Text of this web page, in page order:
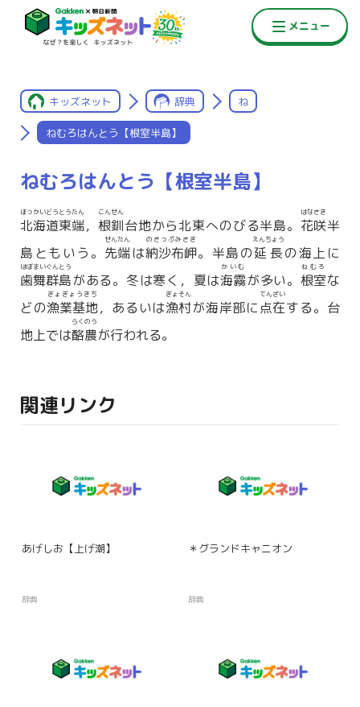
キッズネット 辞典 ね
ねむろはんとう【根室半島】
ねむろはんとう【根室半島】
北海道
ほっかいどう
東端
とうたん
， 根釧
こんせん
台地から北東へのびる半島。 花咲
はなさき
半
島ともいう。 先端
せんたん
は納沙布岬
のさっぷみさき
。半島の延長
えんちょう
の海上に
歯舞群島
はぼまいぐんとう
がある。冬は寒く，夏は海霧
かいむ
が多い。 根室
ねむろ
な
どの漁業基地
ぎょぎょうきち
，あるいは漁村
ぎょそん
が海岸部に点在
てんざい
する。台
地上では酪農
らくのう
が行われる。
関連リンク
あげしお【上げ潮】
辞典
＊グランドキャニオン
辞典